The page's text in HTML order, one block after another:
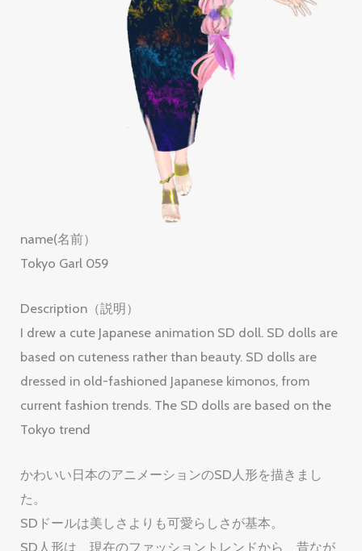
name(名前）
Tokyo Garl 059
Description（説明）
I drew a cute Japanese animation SD doll. SD dolls are
based on cuteness rather than beauty. SD dolls are
dressed in old-fashioned Japanese kimonos, from
current fashion trends. The SD dolls are based on the
Tokyo trend
かわいい日本のアニメーションのSD人形を描きまし
た。
SDドールは美しさよりも可愛らしさが基本。
SD人形は、現在のファッショントレンドから、昔なが